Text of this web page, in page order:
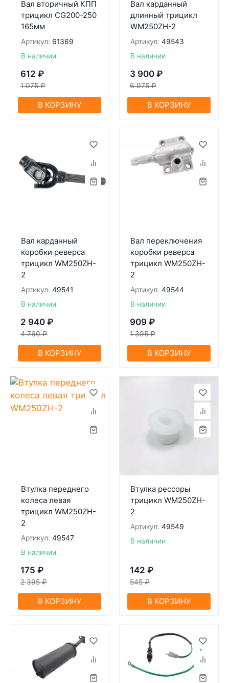
Вал вторичный КПП
трицикл CG200-250
165мм
Артикул: 61369
В наличии
612 ₽
1 075 ₽
В КОРЗИНУ
Вал карданный
длинный трицикл
WM250ZH-2
Артикул: 49543
В наличии
3 900 ₽
6 975 ₽
В КОРЗИНУ
Вал карданный
коробки реверса
трицикл WM250ZH-
2
Артикул: 49541
В наличии
2 940 ₽
4 760 ₽
В КОРЗИНУ
Вал переключения
коробки реверса
трицикл WM250ZH-
2
Артикул: 49544
В наличии
909 ₽
1 395 ₽
В КОРЗИНУ
Втулка переднего
колеса левая
трицикл WM250ZH-
2
Артикул: 49547
В наличии
175 ₽
2 395 ₽
В КОРЗИНУ
Втулка рессоры
трицикл WM250ZH-
2
Артикул: 49549
В наличии
142 ₽
545 ₽
В КОРЗИНУ